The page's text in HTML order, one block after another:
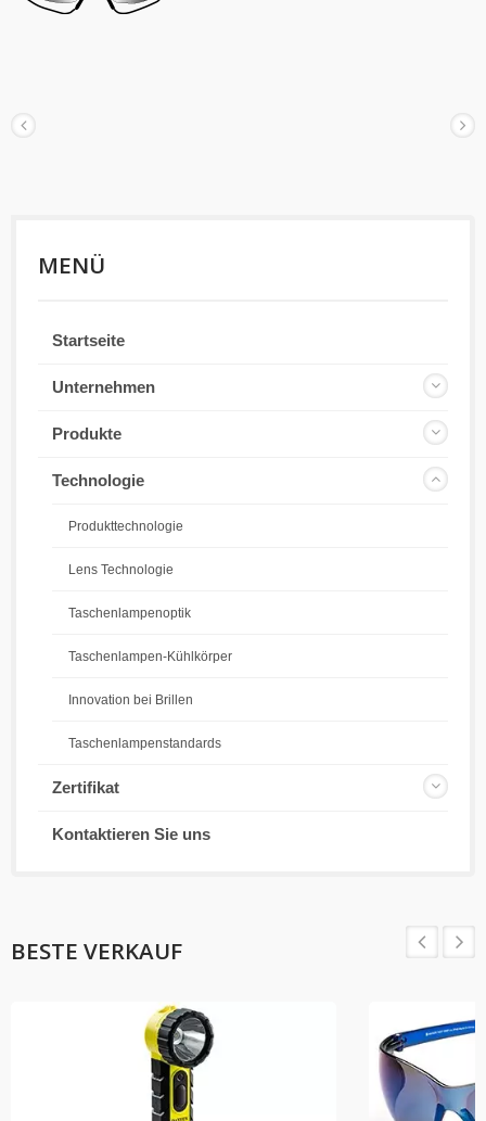
MENÜ
Startseite
Unternehmen
Produkte
Technologie
Produkttechnologie
Lens Technologie
Taschenlampenoptik
Taschenlampen-Kühlkörper
Innovation bei Brillen
Taschenlampenstandards
Zertifikat
Kontaktieren Sie uns
BESTE VERKAUF